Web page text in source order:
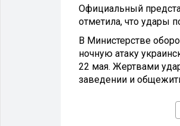
Официальный
отметила, что удары
В Министерстве
ночную атаку
22 мая. Жертвами
заведении и